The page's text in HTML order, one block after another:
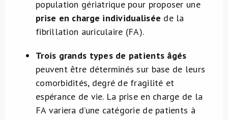
population gériatrique pour proposer une
prise en charge individualisée de la
fibrillation auriculaire (FA).
Trois grands types de patients âgés
peuvent être déterminés sur base de leurs
comorbidités, degré de fragilité et
espérance de vie. La prise en charge de la
FA variera d’une catégorie de patients à